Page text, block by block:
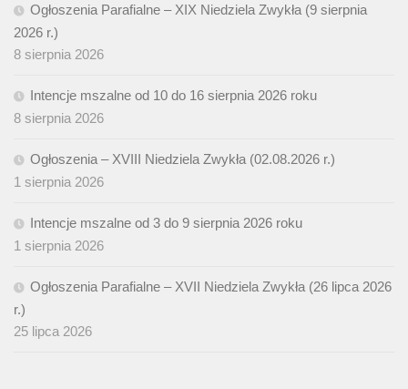
Ogłoszenia Parafialne – XIX Niedziela Zwykła (9 sierpnia
2026 r.)
8 sierpnia 2026
Intencje mszalne od 10 do 16 sierpnia 2026 roku
8 sierpnia 2026
Ogłoszenia – XVIII Niedziela Zwykła (02.08.2026 r.)
1 sierpnia 2026
Intencje mszalne od 3 do 9 sierpnia 2026 roku
1 sierpnia 2026
Ogłoszenia Parafialne – XVII Niedziela Zwykła (26 lipca 2026
r.)
25 lipca 2026